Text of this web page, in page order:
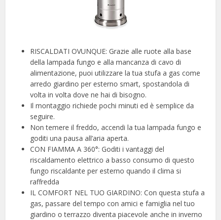
RISCALDATI OVUNQUE: Grazie alle ruote alla base
della lampada fungo e alla mancanza di cavo di
alimentazione, puoi utilizzare la tua stufa a gas come
arredo giardino per esterno smart, spostandola di
volta in volta dove ne hai di bisogno.
Il montaggio richiede pochi minuti ed è semplice da
seguire.
Non temere il freddo, accendi la tua lampada fungo e
goditi una pausa all’aria aperta.
CON FIAMMA A 360°: Goditi i vantaggi del
riscaldamento elettrico a basso consumo di questo
fungo riscaldante per esterno quando il clima si
raffredda
IL COMFORT NEL TUO GIARDINO: Con questa stufa a
gas, passare del tempo con amici e famiglia nel tuo
giardino o terrazzo diventa piacevole anche in inverno